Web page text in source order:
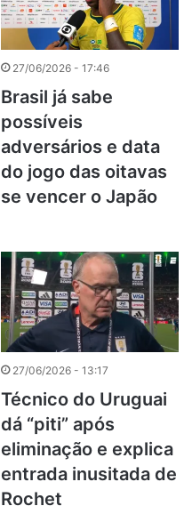
27/06/2026 - 17:46
Brasil já sabe
possíveis
adversários e data
do jogo das oitavas
se vencer o Japão
27/06/2026 - 13:17
Técnico do Uruguai
dá “piti” após
eliminação e explica
entrada inusitada de
Rochet